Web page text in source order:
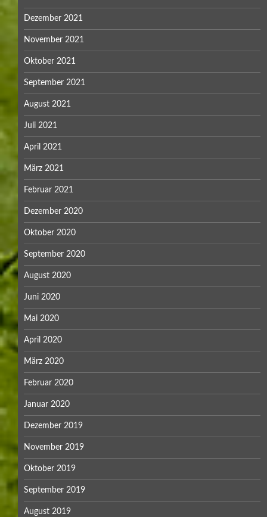
Dezember 2021
November 2021
Oktober 2021
September 2021
August 2021
Juli 2021
April 2021
März 2021
Februar 2021
Dezember 2020
Oktober 2020
September 2020
August 2020
Juni 2020
Mai 2020
April 2020
März 2020
Februar 2020
Januar 2020
Dezember 2019
November 2019
Oktober 2019
September 2019
August 2019